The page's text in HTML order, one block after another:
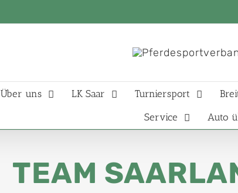
Über uns LK Saar Turniersport
Service
Auto
TEAM